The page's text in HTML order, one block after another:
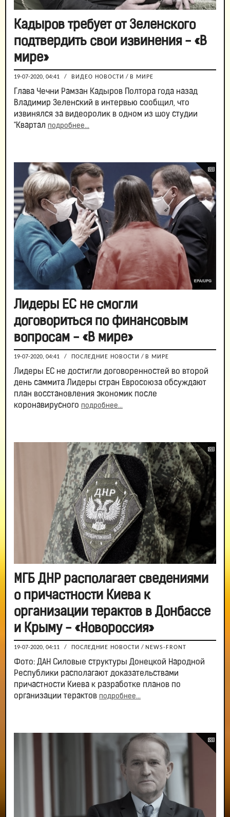
Кадыров требует от Зеленского
подтвердить свои извинения - «В
мире»
19-07-2020, 04:41 / ВИДЕО НОВОСТИ / В МИРЕ
Глава Чечни Рамзан Кадыров Полтора года назад
Владимир Зеленский в интервью сообщил, что
извинялся за видеоролик в одном из шоу студии
"Квартал подробнее...
Лидеры ЕС не смогли
договориться по финансовым
вопросам - «В мире»
19-07-2020, 04:41 / ПОСЛЕДНИЕ НОВОСТИ / В МИРЕ
Лидеры ЕС не достигли договоренностей во второй
день саммита Лидеры стран Евросоюза обсуждают
план восстановления экономик после
коронавирусного подробнее...
МГБ ДНР располагает сведениями
о причастности Киева к
организации терактов в Донбассе
и Крыму - «Новороссия»
19-07-2020, 04:11 / ПОСЛЕДНИЕ НОВОСТИ / NEWS-FRONT
Фото: ДАН Силовые структуры Донецкой Народной
Республики располагают доказательствами
причастности Киева к разработке планов по
организации терактов подробнее...